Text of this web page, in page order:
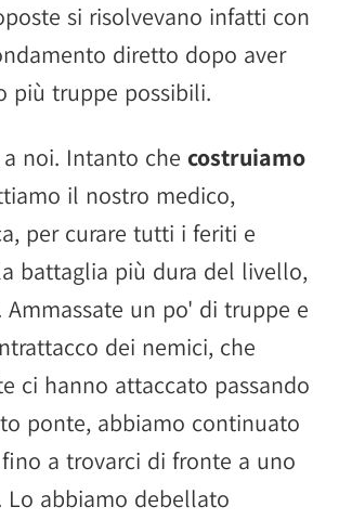
si risolvevano infatti con
diretto dopo aver
più truppe possibili.
noi. Intanto che costruiamo
il nostro medico,
per curare tutti i feriti e
battaglia più dura del livello,
un po' di truppe e
dei nemici, che
ci hanno attaccato passando
ponte, abbiamo continuato
fino a trovarci di fronte a uno
Lo abbiamo debellato